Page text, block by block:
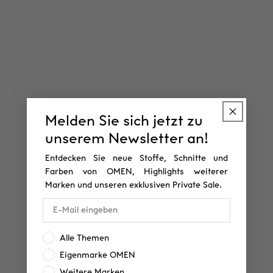
Melden Sie sich jetzt zu
unserem Newsletter an!
Entdecken Sie neue Stoffe, Schnitte und
Farben von OMEN, Highlights weiterer
Marken und unseren exklusiven Private Sale.
Interesse:
Alle Themen
Eigenmarke OMEN